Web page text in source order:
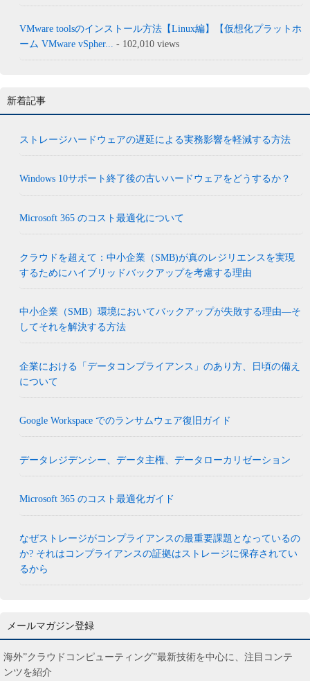
VMware toolsのインストール方法【Linux編】【仮想化プラットホ
ーム VMware vSpher...
- 102,010 views
新着記事
ストレージハードウェアの遅延による実務影響を軽減する方法
Windows 10サポート終了後の古いハードウェアをどうするか？
Microsoft 365 のコスト最適化について
クラウドを超えて：中小企業（SMB)が真のレジリエンスを実現
するためにハイブリッドバックアップを考慮する理由
中小企業（SMB）環境においてバックアップが失敗する理由―そ
してそれを解決する方法
企業における「データコンプライアンス」のあり方、日頃の備え
について
Google Workspace でのランサムウェア復旧ガイド
データレジデンシー、データ主権、データローカリゼーション
Microsoft 365 のコスト最適化ガイド
なぜストレージがコンプライアンスの最重要課題となっているの
か? それはコンプライアンスの証拠はストレージに保存されてい
るから
メールマガジン登録
海外”クラウドコンピューティング”最新技術を中心に、注目コンテ
ンツを紹介